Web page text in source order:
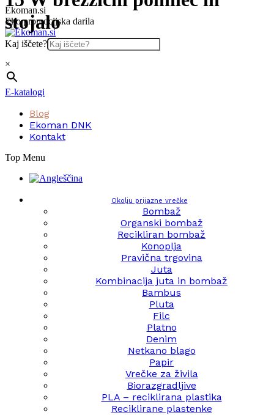
Skip
to
content
Ekoman.si
Eko promocijska darila
Kaj iščete?
×
E-katalogi
Blog
Ekoman DNK
Kontakt
Top Menu
Okolju prijazne vrečke
Bombaž
Organski bombaž
Recikliran bombaž
Konoplja
Pravična trgovina
Juta
Kombinacija juta in bombaž
Bambus
Pluta
Filc
Platno
Denim
Netkano blago
Papir
Vrečke za živila
Biorazgradljive
PLA – reciklirana plastika
Reciklirane plastenke
stojalo